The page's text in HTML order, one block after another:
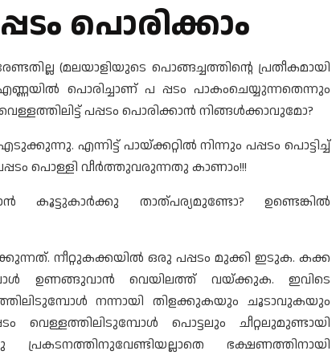
പൊരിക്കാം
(മലയാളിയുടെ പൊങ്ങച്ചത്തിന്റെ പ്രതീകമായി
പൊരിച്ചാണ് പ പ്പടം പാകംചെയ്യുന്നതെന്നും
പപ്പടം പൊരിക്കാന്‍ നിങ്ങള്‍ക്കാവുമോ?
എന്നിട്ട് പായ്ക്കറ്റില്‍ നിന്നും പപ്പടം പൊട്ടിച്ച്
പൊള്ളി വീര്‍ത്തുവരുന്നതു കാണാം!!!
കൂട്ടുകാര്‍ക്കു താത്പര്യമുണ്ടോ? ഉണ്ടെങ്കില്‍
നീറ്റുകക്കയില്‍ ഒരു പപ്പടം മുക്കി ഇടുക. കക്ക
ഉണങ്ങുവാന്‍ വെയിലത്ത് വയ്ക്കുക. ഇവിടെ
നന്നായി തിളക്കുകയും ചൂടാവുകയും
പൊട്ടലും ചീറ്റലുമുണ്ടായി
ഭക്ഷണത്തിനായി